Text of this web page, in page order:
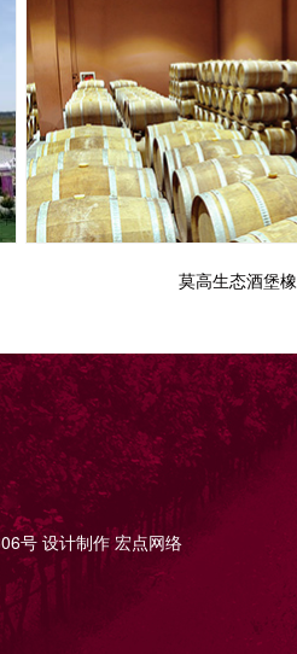
莫高生态酒堡
号设计制作宏点网络